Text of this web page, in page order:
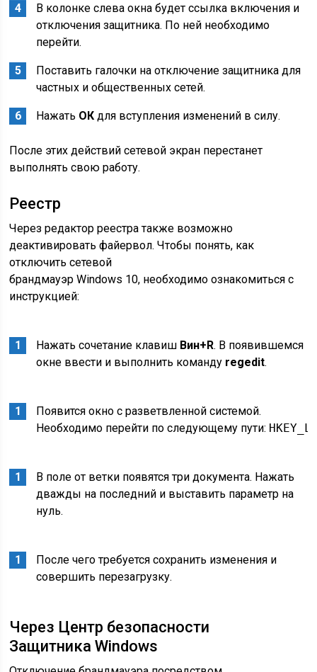
В колонке слева окна будет ссылка включения и
отключения защитника. По ней необходимо
перейти.
Поставить галочки на отключение защитника для
частных и общественных сетей.
Нажать ОК для вступления изменений в силу.
После этих действий сетевой экран перестанет
выполнять свою работу.
Реестр
Через редактор реестра также возможно
деактивировать файервол. Чтобы понять, как
отключить сетевой
брандмауэр Windows 10, необходимо ознакомиться с
инструкцией:
Нажать сочетание клавиш Вин+R. В появившемся
окне ввести и выполнить команду regedit.
Появится окно с разветвленной системой.
Необходимо перейти по следующему пути:
В поле от ветки появятся три документа. Нажать
дважды на последний и выставить параметр на
нуль.
После чего требуется сохранить изменения и
совершить перезагрузку.
Через Центр безопасности
Защитника Windows